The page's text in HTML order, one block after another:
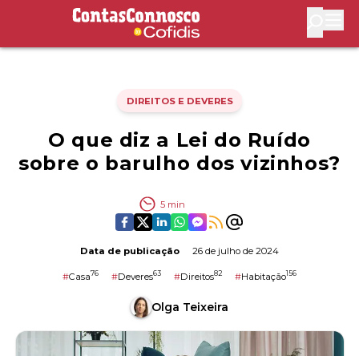
Contas Connosco by Cofidis
DIREITOS E DEVERES
O que diz a Lei do Ruído
sobre o barulho dos vizinhos?
5 min
Data de publicação 26 de julho de 2024
#Casa76 #Deveres63 #Direitos82 #Habitação156
Olga Teixeira